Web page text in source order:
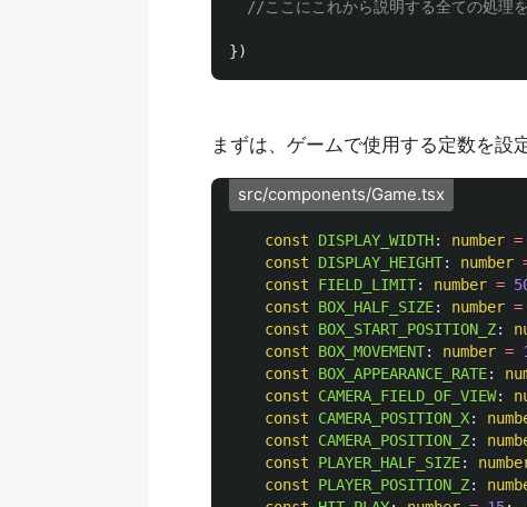
//ここにこれから説明する全ての処理
})
まずは、ゲームで使用する定数を設
src/components/Game.tsx
const DISPLAY_WIDTH: number =
const
DISPLAY_HEIGHT: number
const
FIELD_LIMIT: number =
const
BOX_HALF_SIZE: number =
const
BOX_START_POSITION_Z:
const
BOX_MOVEMENT: number =
const
BOX_APPEARANCE_RATE:
const
CAMERA_FIELD_OF_VIEW:
const
CAMERA_POSITION_X:
const
CAMERA_POSITION_Z:
const
PLAYER_HALF_SIZE:
const
PLAYER_POSITION_Z: